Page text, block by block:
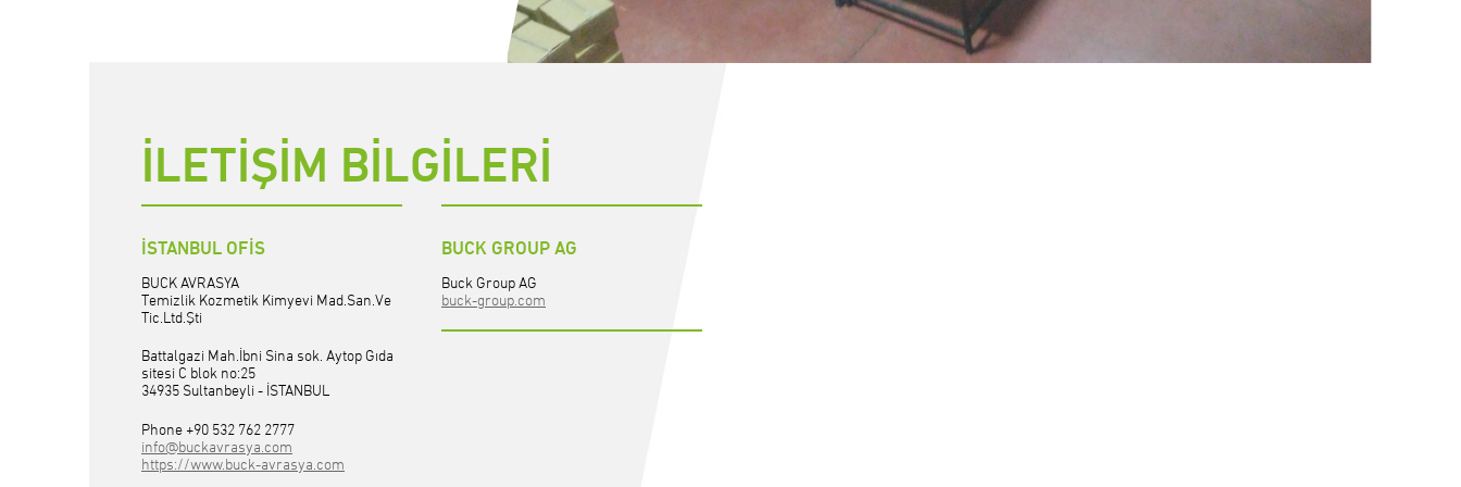
İLETİŞİM BİLGİLERİ
İSTANBUL OFİS
BUCK AVRASYA
Temizlik Kozmetik Kimyevi Mad.San.Ve
Tic.Ltd.Şti
Battalgazi Mah.İbni Sina sok. Aytop Gıda
sitesi C blok no:25
34935 Sultanbeyli - İSTANBUL
Phone +90 532 762 2777
info@buckavrasya.com
https://www.buck-avrasya.com
BUCK GROUP AG
Buck Group AG
buck-group.com